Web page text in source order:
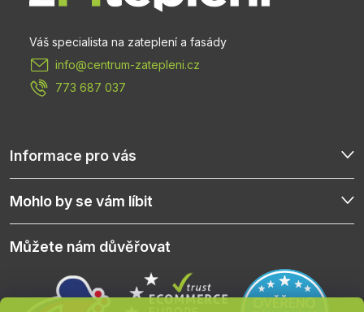
info@centrum-zatepleni.cz
773 687 037
Informace pro vás
Mohlo by se vám líbit
Můžete nám důvěřovat